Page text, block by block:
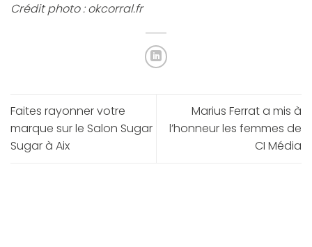
Crédit photo : okcorral.fr
Faites rayonner votre
marque sur le Salon Sugar
Sugar à Aix
Marius Ferrat a mis à
l’honneur les femmes de
CI Média